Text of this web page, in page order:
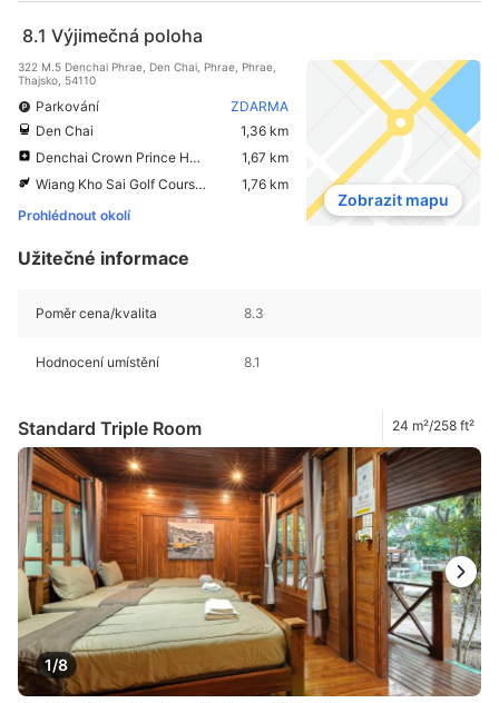
8.1 Výjimečná poloha
322 M.5 Denchai Phrae, Den Chai, Phrae, Phrae,
Thajsko, 54110
Parkování
ZDARMA
Den Chai
1,36 km
Denchai Crown Prince Hospital
1,67 km
Wiang Kho Sai Golf Course Phrae
1,76 km
Prohlédnout okolí
Zobrazit mapu
Užitečné informace
Poměr cena/kvalita 8.3
Hodnocení umístění 8.1
Standard Triple Room 24 m²/258 ft²
1/8